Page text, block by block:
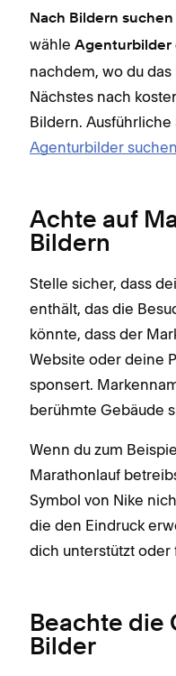
Nach Bildern suchen
wähle Agenturbilder
nachdem, wo du
Nächstes nach
Bildern.
Agenturbilder
Achte auf
Bildern
Stelle sicher, dass
enthält, das die
könnte, dass der
Website oder deine
sponsert.
berühmte Gebäude
Wenn du zum
Marathonlauf
Symbol von Nike
die den Eindruck
dich unterstützt oder
Beachte die
Bilder